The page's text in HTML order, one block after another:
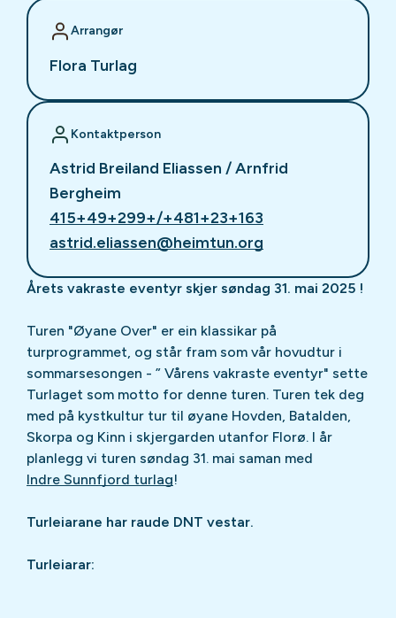
Arrangør
Flora Turlag
Kontaktperson
Astrid Breiland Eliassen / Arnfrid
Bergheim
415+49+299+/+481+23+163
astrid.eliassen@heimtun.org
Årets vakraste eventyr skjer søndag 31. mai 2025 !
Turen "Øyane Over" er ein klassikar på
turprogrammet, og står fram som vår hovudtur i
sommarsesongen - ” Vårens vakraste eventyr" sette
Turlaget som motto for denne turen. Turen tek deg
med på kystkultur tur til øyane Hovden, Batalden,
Skorpa og Kinn i skjergarden utanfor Florø. I år
planlegg vi turen søndag 31. mai saman med
Indre Sunnfjord turlag!
Turleiarane har raude DNT vestar.
Turleiarar: